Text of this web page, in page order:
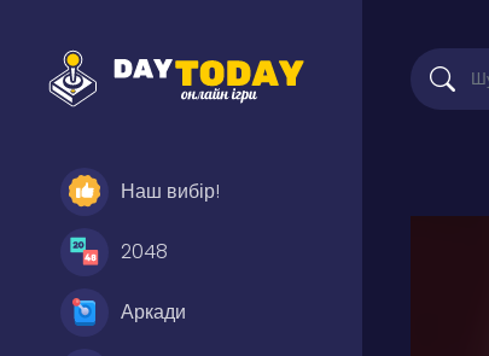
Наш вибір!
2048
Аркади